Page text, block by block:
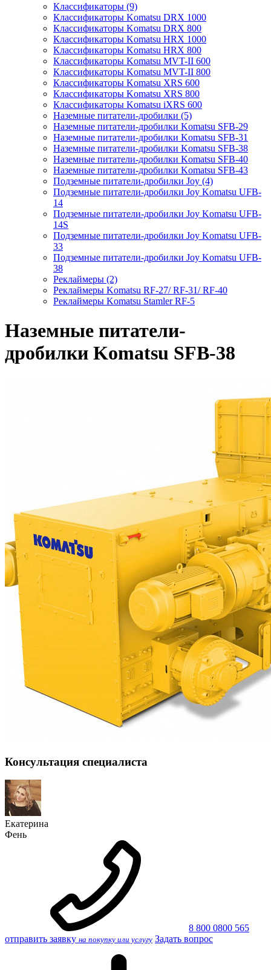
Классификаторы (9)
Классификаторы Komatsu DRX 1000
Классификаторы Komatsu DRX 800
Классификаторы Komatsu HRX 1000
Классификаторы Komatsu HRX 800
Классификаторы Komatsu MVT-II 600
Классификаторы Komatsu MVT-II 800
Классификаторы Komatsu XRS 600
Классификаторы Komatsu XRS 800
Классификаторы Komatsu iXRS 600
Наземные питатели-дробилки (5)
Наземные питатели-дробилки Komatsu SFB-29
Наземные питатели-дробилки Komatsu SFB-31
Наземные питатели-дробилки Komatsu SFB-38
Наземные питатели-дробилки Komatsu SFB-40
Наземные питатели-дробилки Komatsu SFB-43
Подземные питатели-дробилки Joy (4)
Подземные питатели-дробилки Joy Komatsu UFB-
14
Подземные питатели-дробилки Joy Komatsu UFB-
14S
Подземные питатели-дробилки Joy Komatsu UFB-
33
Подземные питатели-дробилки Joy Komatsu UFB-
38
Реклаймеры (2)
Реклаймеры Komatsu RF-27/ RF-31/ RF-40
Реклаймеры Komatsu Stamler RF-5
Наземные питатели-
дробилки Komatsu SFB-38
Консультация специалиста
Екатерина
Фень
8 800 0800 565
отправить заявку на покупку или услугу Задать вопрос